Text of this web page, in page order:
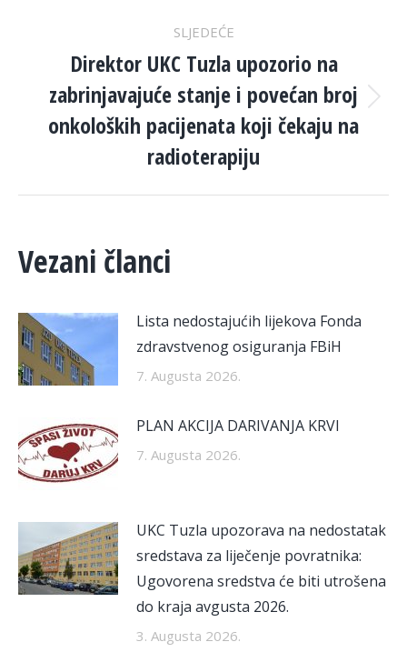
SLJEDEĆE
Next
post:
Direktor UKC Tuzla upozorio na
zabrinjavajuće stanje i povećan broj
onkoloških pacijenata koji čekaju na
radioterapiju
Vezani članci
Lista nedostajućih lijekova Fonda
zdravstvenog osiguranja FBiH
7. Augusta 2026.
PLAN AKCIJA DARIVANJA KRVI
7. Augusta 2026.
UKC Tuzla upozorava na nedostatak
sredstava za liječenje povratnika:
Ugovorena sredstva će biti utrošena
do kraja avgusta 2026.
3. Augusta 2026.